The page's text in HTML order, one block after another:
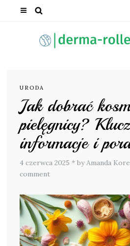
URODA
Jak dobrać
pielęgnicy?
informacje i
4 czerwca 2025 * by Amanda
comment